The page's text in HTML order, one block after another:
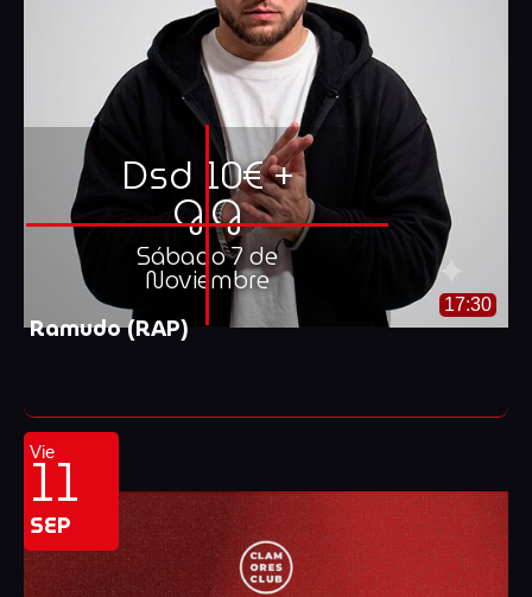
Dsd 10€ +
G.G
Sábado 7 de
Noviembre
17:30
Ramudo (RAP)
Vie
11
SEP